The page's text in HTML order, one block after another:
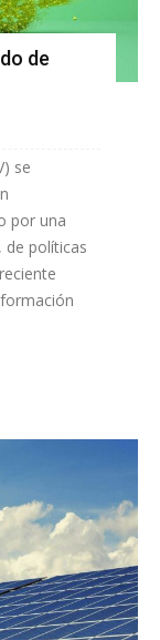
de
se
por una
de políticas